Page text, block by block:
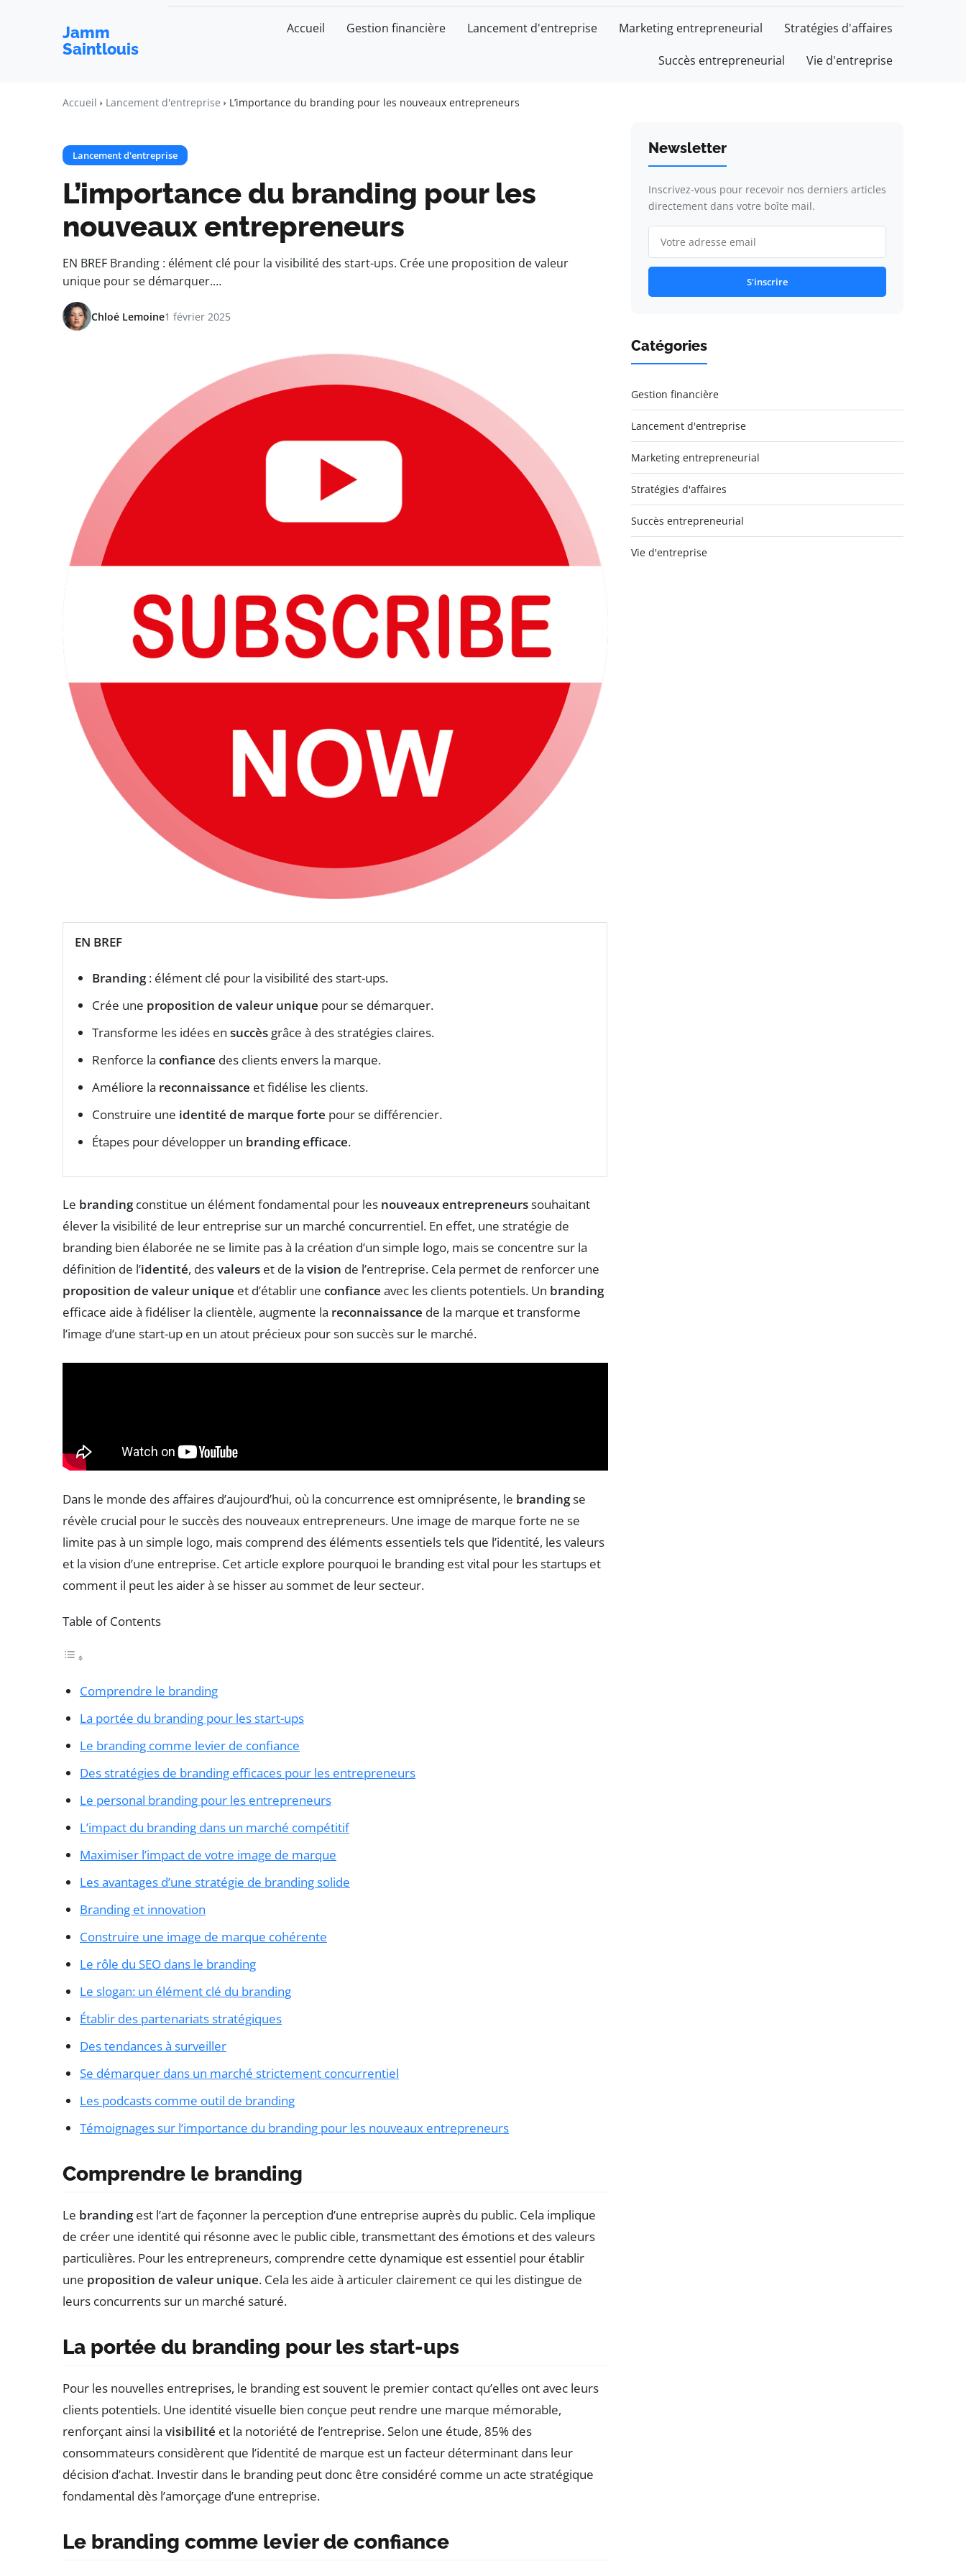
Jamm
Saintlouis
Accueil Gestion financière Lancement d'entreprise Marketing entrepreneurial Stratégies d'affaires
Succès entrepreneurial Vie d'entreprise
Accueil Lancement d'entreprise L’importance du branding pour les nouveaux entrepreneurs
Lancement d'entreprise
L’importance du branding pour les
nouveaux entrepreneurs
EN BREF Branding : élément clé pour la visibilité des start-ups. Crée une proposition de valeur
unique pour se démarquer.…
Chloé Lemoine1 février 2025
EN BREF
Branding: élément clé pour la visibilité des start-ups.
Crée une proposition de valeur unique pour se démarquer.
Transforme les idées en succès grâce à des stratégies claires.
Renforce la confiance des clients envers la marque.
Améliore la reconnaissance et fidélise les clients.
Construire une identité de marque forte pour se différencier.
Étapes pour développer un branding efficace.
Le brandingconstitue un élément fondamental pour les nouveaux entrepreneurssouhaitant
élever la visibilité de leur entreprise sur un marché concurrentiel. En effet, une stratégie de
branding bien élaborée ne se limite pas à la création d’un simple logo, mais se concentre sur la
définition de l’identité, desvaleurs et de la vision de l’entreprise. Cela permet de renforcer une
proposition de valeur unique et d’établir une confiance avec les clients potentiels. Un branding
efficace aide à fidéliser la clientèle, augmente la reconnaissance de la marque et transforme
l’image d’une start-up en un atout précieux pour son succès sur le marché.
Dans le monde des affaires d’aujourd’hui, où la concurrence est omniprésente, le brandingse
révèle crucial pour le succès des nouveaux entrepreneurs. Une image de marque forte ne se
limite pas à un simple logo, mais comprend des éléments essentiels tels que l’identité, les valeurs
et la vision d’une entreprise. Cet article explore pourquoi le branding est vital pour les startups et
comment il peut les aider à se hisser au sommet de leur secteur.
Table of Contents
Comprendre le branding
La portée du branding pour les start-ups
Le branding comme levier de confiance
Des stratégies de branding efficaces pour les entrepreneurs
Le personal branding pour les entrepreneurs
L’impact du branding dans un marché compétitif
Maximiser l’impact de votre image de marque
Les avantages d’une stratégie de branding solide
Branding et innovation
Construire une image de marque cohérente
Le rôle du SEO dans le branding
Le slogan: un élément clé du branding
Établir des partenariats stratégiques
Des tendances à surveiller
Se démarquer dans un marché strictement concurrentiel
Les podcasts comme outil de branding
Témoignages sur l’importance du branding pour les nouveaux entrepreneurs
Comprendre le branding
Le brandingest l’art de façonner la perception d’une entreprise auprès du public. Cela implique
de créer une identité qui résonne avec le public cible, transmettant des émotions et des valeurs
particulières. Pour les entrepreneurs, comprendre cette dynamique est essentiel pour établir
une proposition de valeur unique. Cela les aide à articuler clairement ce qui les distingue de
leurs concurrents sur un marché saturé.
La portée du branding pour les start-ups
Pour les nouvelles entreprises, le branding est souvent le premier contact qu’elles ont avec leurs
clients potentiels. Une identité visuelle bien conçue peut rendre une marque mémorable,
renforçant ainsi la visibilité et la notoriété de l’entreprise. Selon une étude, 85% des
consommateurs considèrent que l’identité de marque est un facteur déterminant dans leur
décision d’achat. Investir dans le branding peut donc être considéré comme un acte stratégique
fondamental dès l’amorçage d’une entreprise.
Le branding comme levier de confiance
Newsletter
Inscrivez-vous pour recevoir nos derniers articles
directement dans votre boîte mail.
S'inscrire
Catégories
Gestion financière
Lancement d'entreprise
Marketing entrepreneurial
Stratégies d'affaires
Succès entrepreneurial
Vie d'entreprise